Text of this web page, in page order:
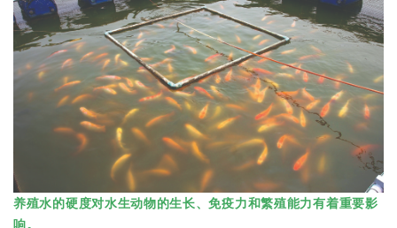
养殖水的硬度对水生动物的生长、免疫力和繁殖能力有着重要影
响。